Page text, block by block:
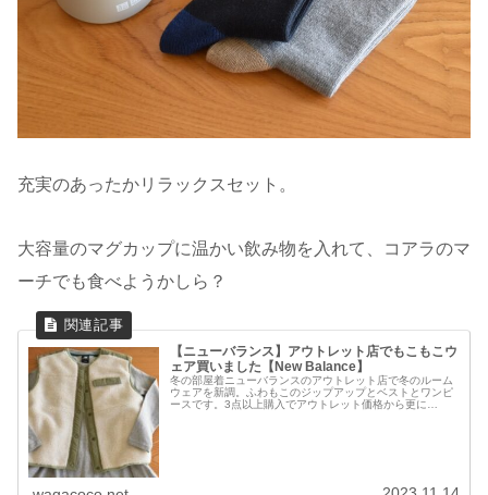
充実のあったかリラックスセット。
大容量のマグカップに温かい飲み物を入れて、コアラのマ
ーチでも食べようかしら？
【ニューバランス】アウトレット店でもこもこウ
ェア買いました【New Balance】
冬の部屋着ニューバランスのアウトレット店で冬のルーム
ウェアを新調。ふわもこのジップアップとベストとワンピ
ースです。3点以上購入でアウトレット価格から更に